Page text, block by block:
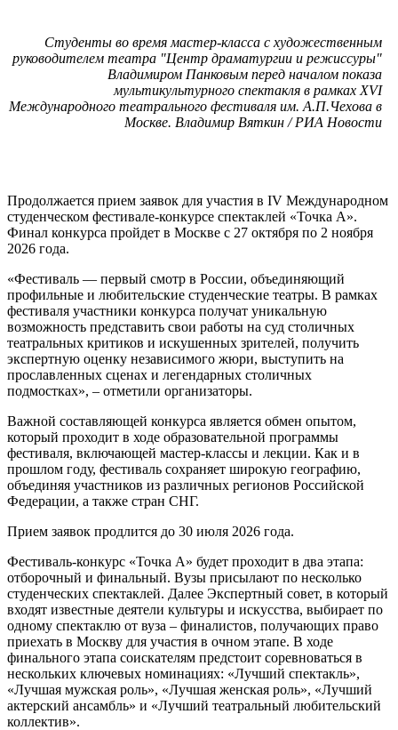
Студенты во время мастер-класса с художественным
руководителем театра "Центр драматургии и режиссуры"
Владимиром Панковым перед началом показа
мультикультурного спектакля в рамках XVI
Международного театрального фестиваля им. А.П.Чехова в
Москве. Владимир Вяткин / РИА Новости
Продолжается прием заявок для участия в IV Международном
студенческом фестивале-конкурсе спектаклей «Точка А».
Финал конкурса пройдет в Москве с 27 октября по 2 ноября
2026 года.
«Фестиваль — первый смотр в России, объединяющий
профильные и любительские студенческие театры. В рамках
фестиваля участники конкурса получат уникальную
возможность представить свои работы на суд столичных
театральных критиков и искушенных зрителей, получить
экспертную оценку независимого жюри, выступить на
прославленных сценах и легендарных столичных
подмостках», – отметили организаторы.
Важной составляющей конкурса является обмен опытом,
который проходит в ходе образовательной программы
фестиваля, включающей мастер-классы и лекции. Как и в
прошлом году, фестиваль сохраняет широкую географию,
объединяя участников из различных регионов Российской
Федерации, а также стран СНГ.
Прием заявок продлится до 30 июля 2026 года.
Фестиваль-конкурс «Точка А» будет проходит в два этапа:
отборочный и финальный. Вузы присылают по несколько
студенческих спектаклей. Далее Экспертный совет, в который
входят известные деятели культуры и искусства, выбирает по
одному спектаклю от вуза – финалистов, получающих право
приехать в Москву для участия в очном этапе. В ходе
финального этапа соискателям предстоит соревноваться в
нескольких ключевых номинациях: «Лучший спектакль»,
«Лучшая мужская роль», «Лучшая женская роль», «Лучший
актерский ансамбль» и «Лучший театральный любительский
коллектив».